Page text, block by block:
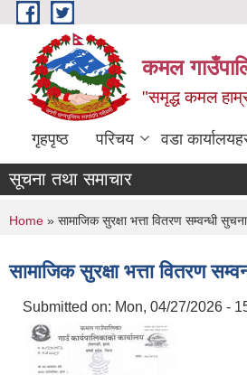
Skip to main content
कमल
"समृद्ध कमल
गृहपृष्ठ परिचय वडा
सूचना तथा समाचार
You are here
Home » सामाजिक सुरक्षा भत्ता वितरण सम्वन्धी
सामाजिक सुरक्षा भत्ता वितरण
Submitted on: Mon, 04/27/2026 -